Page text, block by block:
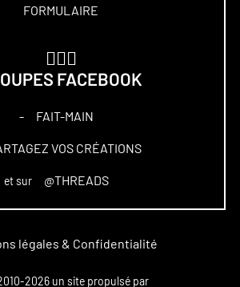
FORMULAIRE
🏋🏻‍♀️
FACEBOOK
– FAIT-MAIN
VOS CRÉATIONS
et sur @THREADS
légales & Confidentialité
2026 un site propulsé par